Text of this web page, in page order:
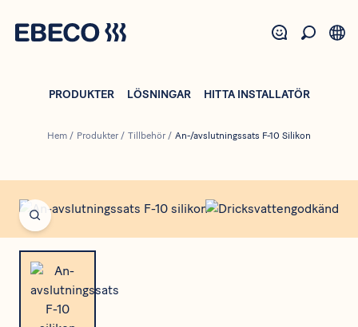
huvudinnehåll
PRODUKTER LÖSNINGAR HITTA INSTALLATÖR
Hem / Produkter / Tillbehör / An-/avslutningssats F-10 Silikon
Open fullscreen